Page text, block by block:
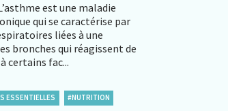
est une maladie
qui se caractérise par
liées à une
bronches qui réagissent de
certains fac...
ESSENTIELLES #NUTRITION